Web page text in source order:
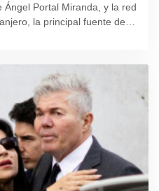
Ángel Portal Miranda, y la red
la principal fuente de